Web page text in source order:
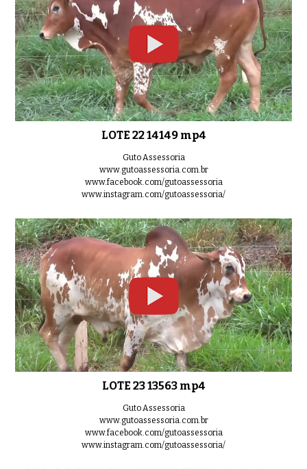
LOTE 22 14149 mp4
Guto Assessoria
www.gutoassessoria.com.br
www.facebook.com/gutoassessoria
www.instagram.com/gutoassessoria/
LOTE 23 13563 mp4
Guto Assessoria
www.gutoassessoria.com.br
www.facebook.com/gutoassessoria
www.instagram.com/gutoassessoria/